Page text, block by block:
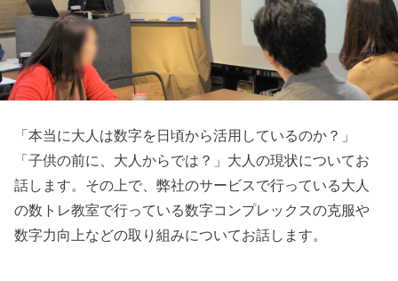
「本当に大人は数字を日頃から活用しているのか？」
「子供の前に、大人からでは？」大人の現状についてお
話します。その上で、弊社のサービスで行っている大人
の数トレ教室で行っている数字コンプレックスの克服や
数字力向上などの取り組みについてお話します。